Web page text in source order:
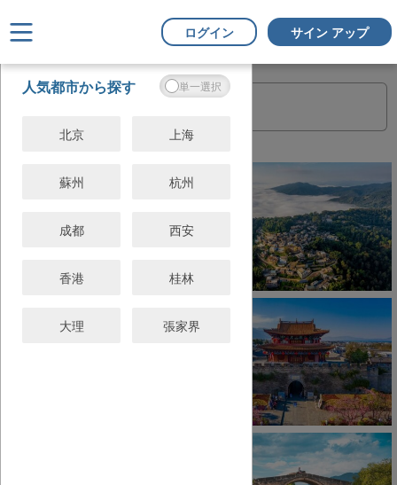
ログイン サイン アップ
フ
ィ
すべてクリ
ア
人気都市から探す
北京 上海
蘇州 杭州
成都 西安
香港 桂林
大理 張家界